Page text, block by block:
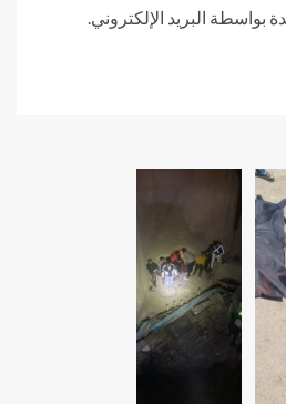
بواسطة البريد الإلكتروني.